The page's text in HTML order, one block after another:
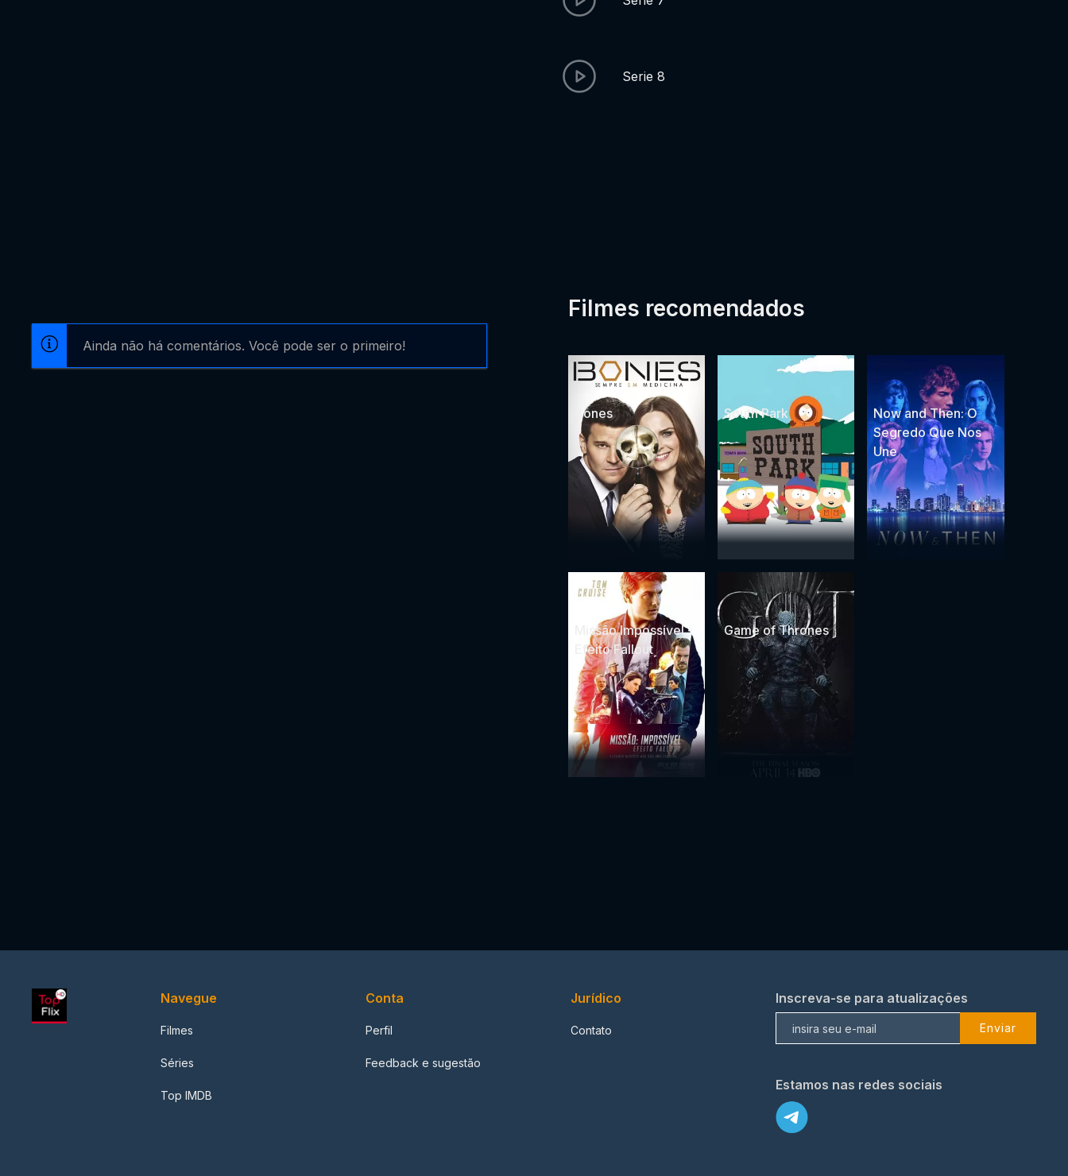
Serie 8
Ainda não há comentários. Você pode ser o primeiro!
Filmes recomendados
Bones South Park
Now and Then: O
Segredo Que Nos
Une
Missão Impossível -
Efeito Fallout
Game of Thrones
Navegue
Filmes
Séries
Top IMDB
Conta
Perfil
Feedback e sugestão
Jurídico
Contato
Inscreva-se para atualizações
Enviar
Estamos nas redes sociais